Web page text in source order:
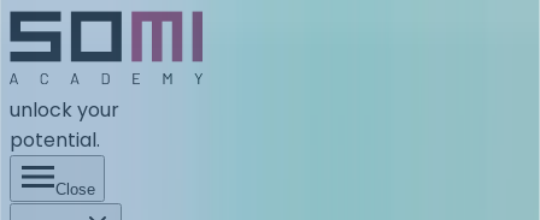
unlock your
potential.
Close